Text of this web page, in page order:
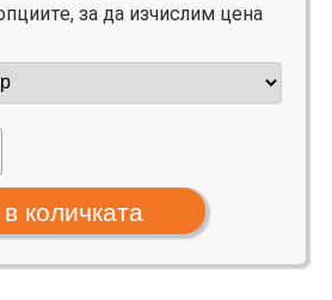
за да изчислим цена